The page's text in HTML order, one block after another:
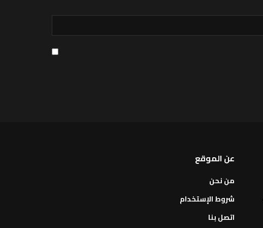
عن الموقع
من نحن
شروط الإستخدام
اتصل بنا